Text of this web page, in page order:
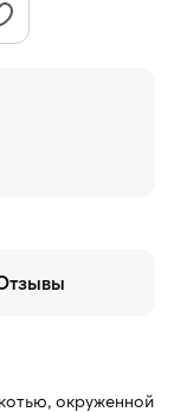
окруженной